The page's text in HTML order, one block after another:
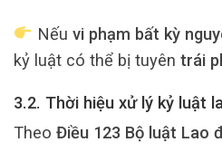
Nếu vi phạm bất kỳ
kỷ luật có thể bị tuyên trái
3.2. Thời hiệu xử lý kỷ luật
Theo Điều 123 Bộ luật Lao